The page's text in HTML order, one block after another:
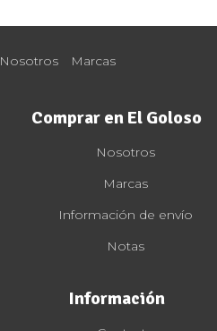
Nosotros Marcas
Comprar en El Goloso
Nosotros
Marcas
Información de envío
Notas
Información